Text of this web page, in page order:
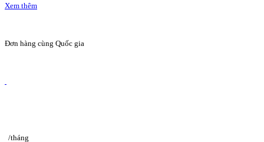
Xem thêm
Đơn hàng cùng Quốc gia
/tháng